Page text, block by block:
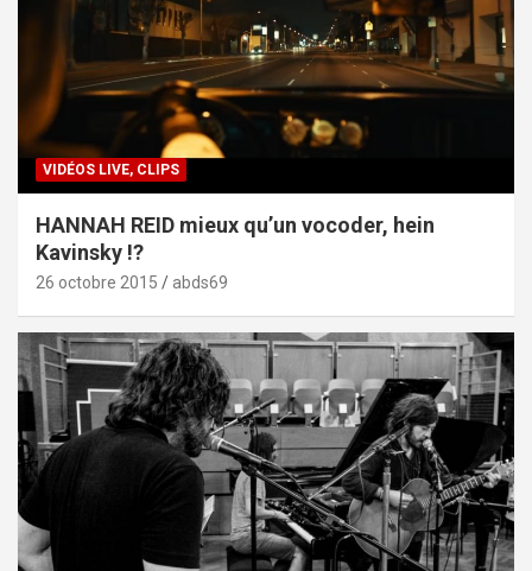
VIDÉOS LIVE, CLIPS
HANNAH REID mieux qu’un vocoder, hein
Kavinsky !?
26 octobre 2015 abds69